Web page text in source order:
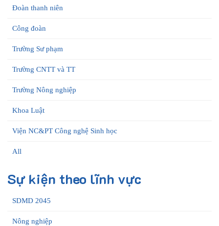
Đoàn thanh niên
Công đoàn
Trường Sư phạm
Trường CNTT và TT
Trường Nông nghiệp
Khoa Luật
Viện NC&PT Công nghệ Sinh học
All
Sự kiện theo lĩnh vực
SDMD 2045
Nông nghiệp